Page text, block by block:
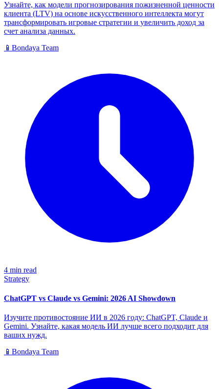
Узнайте, как модели прогнозирования пожизненной ценности
клиента (LTV) на основе искусственного интеллекта могут
трансформировать игровые стратегии и увеличить доход за
счет анализа данных.
📱 Bondaya Team
4 min read
Strategy
ChatGPT vs Claude vs Gemini: 2026 AI Showdown
Изучите противостояние ИИ в 2026 году: ChatGPT, Claude и
Gemini. Узнайте, какая модель ИИ лучше всего подходит для
ваших нужд.
📱 Bondaya Team